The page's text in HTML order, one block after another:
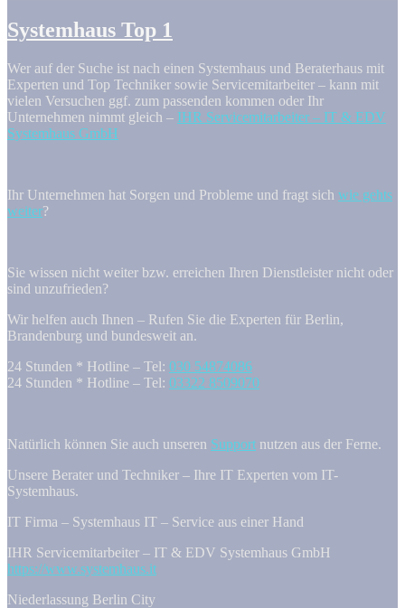
Systemhaus Top 1
Wer auf der Suche ist nach einen Systemhaus und Beraterhaus mit
Experten und Top Techniker sowie Servicemitarbeiter – kann mit
vielen Versuchen ggf. zum passenden kommen oder Ihr
Unternehmen nimmt gleich – IHR Servicemitarbeiter – IT & EDV
Systemhaus GmbH
Ihr Unternehmen hat Sorgen und Probleme und fragt sich wie gehts
weiter?
Sie wissen nicht weiter bzw. erreichen Ihren Dienstleister nicht oder
sind unzufrieden?
Wir helfen auch Ihnen – Rufen Sie die Experten für Berlin,
Brandenburg und bundesweit an.
24 Stunden * Hotline – Tel: 030 54874086
24 Stunden * Hotline – Tel: 03322 8509070
Natürlich können Sie auch unseren Support nutzen aus der Ferne.
Unsere Berater und Techniker – Ihre IT Experten vom IT-
Systemhaus.
IT Firma – Systemhaus IT – Service aus einer Hand
IHR Servicemitarbeiter – IT & EDV Systemhaus GmbH
https://www.systemhaus.it
Niederlassung Berlin City